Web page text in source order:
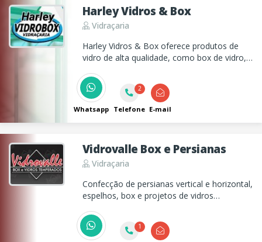
Harley Vidros & Box
Vidraçaria
Harley Vidros & Box oferece produtos de
vidro de alta qualidade, como box de vidro,
barras antipânico para residências e
empresas.
Whatsapp
2
Telefone E-mail
Vidrovalle Box e Persianas
Vidraçaria
Confecção de persianas vertical e horizontal,
espelhos, box e projetos de vidros
sanfonadas em Taubaté!
1